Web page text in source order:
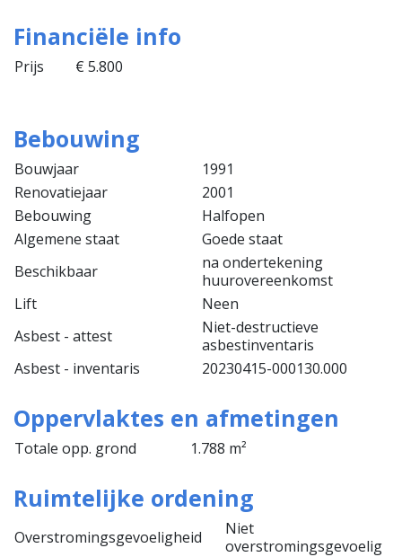
Financiële info
Prijs € 5.800
Bebouwing
Bouwjaar
1991
Renovatiejaar
2001
Bebouwing
Halfopen
Algemene staat
Goede staat
Beschikbaar
na ondertekening
huurovereenkomst
Lift
Neen
Asbest - attest
Niet-destructieve
asbestinventaris
Asbest - inventaris
20230415-000130.000
Oppervlaktes en afmetingen
Totale opp. grond 1.788 m²
Ruimtelijke ordening
Overstromingsgevoeligheid
Niet
overstromingsgevoelig